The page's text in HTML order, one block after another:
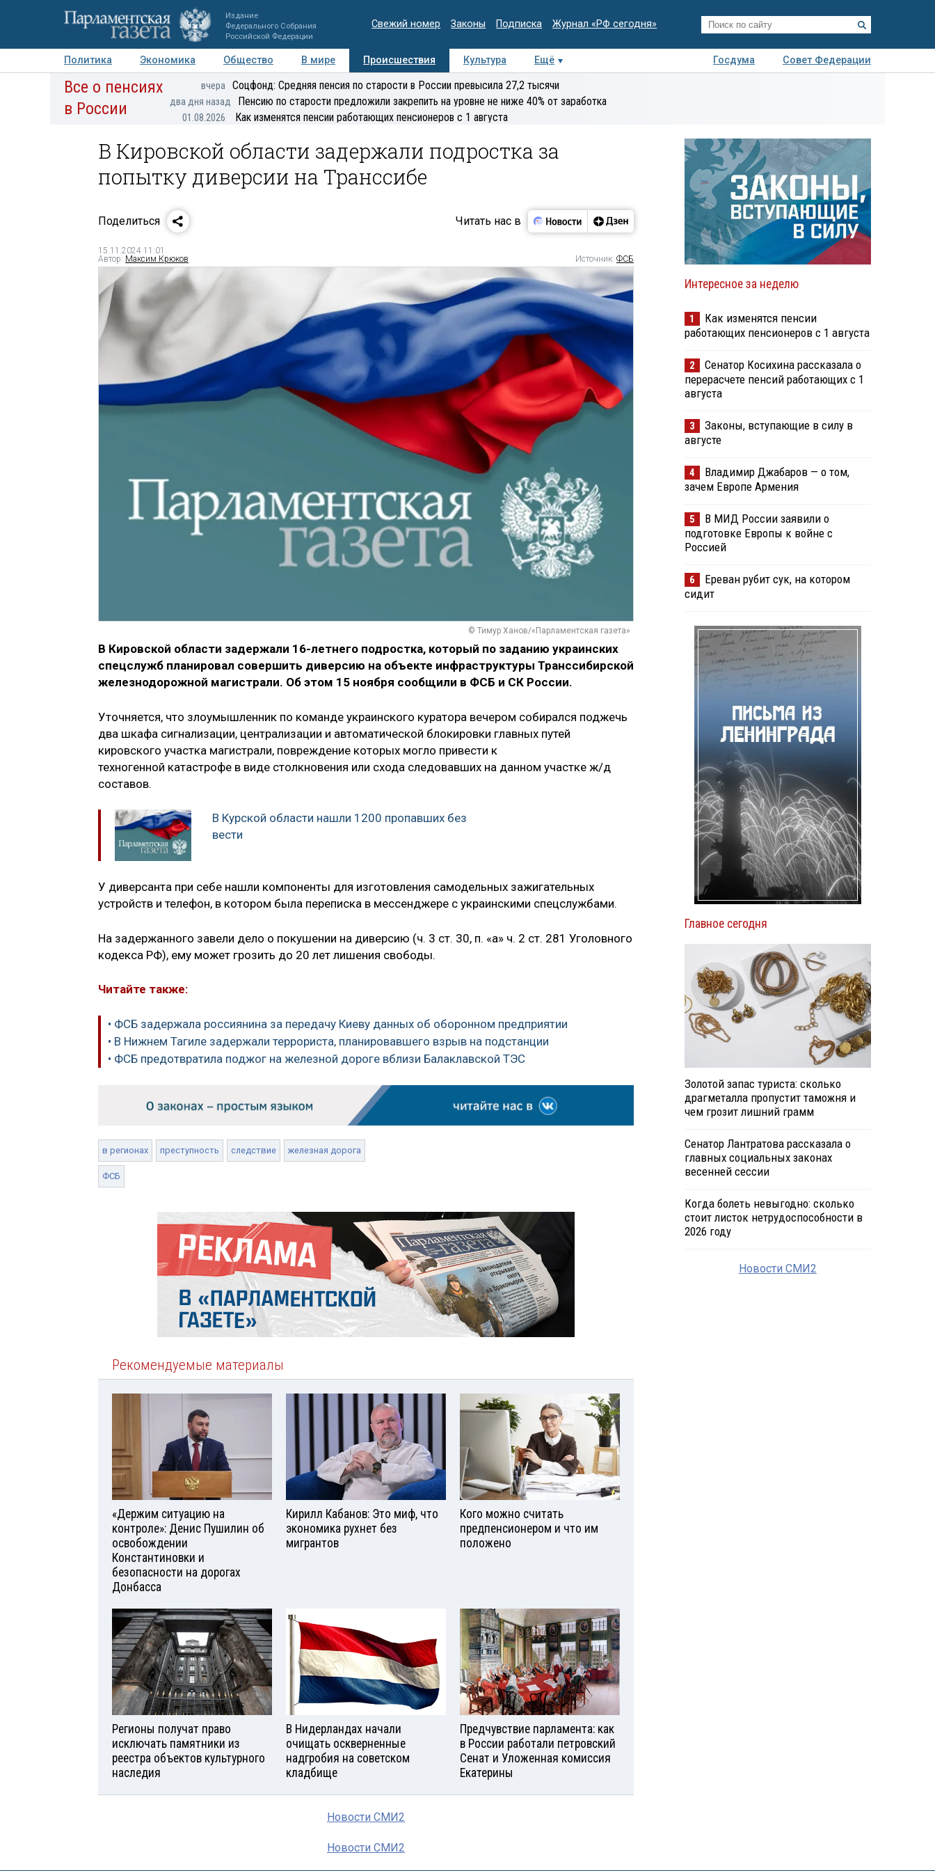
Издание
Федерального Собрания
Российской Федерации
Свежий номер Законы Подписка Журнал «РФ сегодня»
Политика Экономика Общество В мире Происшествия Культура Ещё Госдума
Совет Федерации
Авторы Персоны Мнения Регионы Медиацентр Интервью Колумнисты
экспертиза
Все о пенсиях
в России
вчера Соцфонд: Средняя пенсия по старости в России превысила 27,2 тысячи
два дня назад Пенсию по старости предложили закрепить на уровне не ниже 40% от заработка
01.08.2026 Как изменятся пенсии работающих пенсионеров с 1 августа
В Кировской области задержали подростка за
попытку диверсии на Транссибе
Поделиться Читать нас в
15.11.2024 11:01
Автор: Максим Крюков Источник: ФСБ
© Тимур Ханов/«Парламентская газета»
В Кировской области задержали 16-летнего подростка, который по заданию украинских
спецслужб планировал совершить диверсию на объекте инфраструктуры Транссибирской
железнодорожной магистрали. Об этом 15 ноября сообщили в ФСБ и СК России.
Уточняется, что злоумышленник по команде украинского куратора вечером собирался поджечь
два шкафа сигнализации, централизации и автоматической блокировки главных путей
кировского участка магистрали, повреждение которых могло привести к
техногенной катастрофе в виде столкновения или схода следовавших на данном участке ж/д
составов.
В Курской области нашли 1200 пропавших без
вести
У диверсанта при себе нашли компоненты для изготовления самодельных зажигательных
устройств и телефон, в котором была переписка в мессенджере с украинскими спецслужбами.
На задержанного завели дело о покушении на диверсию (ч. 3 ст. 30, п. «а» ч. 2 ст. 281 Уголовного
кодекса РФ), ему может грозить до 20 лет лишения свободы.
Читайте также:
• ФСБ задержала россиянина за передачу Киеву данных об оборонном предприятии
• В Нижнем Тагиле задержали террориста, планировавшего взрыв на подстанции
• ФСБ предотвратила поджог на железной дороге вблизи Балаклавской ТЭС
в регионах преступность следствие железная дорога
ФСБ
Рекомендуемые материалы
«Держим ситуацию на
контроле»: Денис Пушилин об
освобождении
Константиновки и
безопасности на дорогах
Донбасса
Кирилл Кабанов: Это миф, что
экономика рухнет без
мигрантов
Кого можно считать
предпенсионером и что им
положено
Регионы получат право
исключать памятники из
реестра объектов культурного
наследия
В Нидерландах начали
очищать оскверненные
надгробия на советском
кладбище
Предчувствие парламента: как
в России работали петровский
Сенат и Уложенная комиссия
Екатерины
Новости СМИ2
Новости СМИ2
Интересное за неделю
1
Как изменятся пенсии
работающих пенсионеров с 1 августа
2
Сенатор Косихина рассказала о
перерасчете пенсий работающих с 1
августа
3
Законы, вступающие в силу в
августе
4
Владимир Джабаров — о том,
зачем Европе Армения
5
В МИД России заявили о
подготовке Европы к войне с
Россией
6
Ереван рубит сук, на котором
сидит
Главное сегодня
Золотой запас туриста: сколько
драгметалла пропустит таможня и
чем грозит лишний грамм
Сенатор Лантратова рассказала о
главных социальных законах
весенней сессии
Когда болеть невыгодно: сколько
стоит листок нетрудоспособности в
2026 году
Новости СМИ2